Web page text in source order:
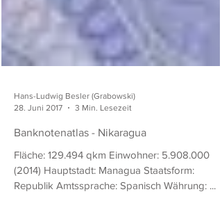
28. Juni 2017
3 Min. Lesezeit
Banknotenatlas - Nikaragua
Fläche: 129.494 qkm Einwohner: 5.908.000